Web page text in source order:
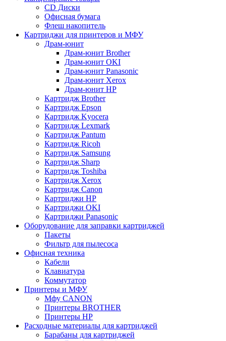
CD Диски
Офисная бумага
Флеш накопитель
Картриджи для принтеров и МФУ
Драм-юнит
Драм-юнит Brother
Драм-юнит OKI
Драм-юнит Panasonic
Драм-юнит Xerox
Драм-юнит НР
Картридж Brother
Картридж Epson
Картридж Kyocera
Картридж Lexmark
Картридж Pantum
Картридж Ricoh
Картридж Samsung
Картридж Sharp
Картридж Toshiba
Картридж Xerox
Картридж Сanon
Картриджи HP
Картриджи OKI
Картриджи Panasonic
Оборудование для заправки картриджей
Пакеты
Фильтр для пылесоса
Офисная техника
Кабели
Клавиатура
Коммутатор
Принтеры и МФУ
Мфу CANON
Принтеры BROTHER
Принтеры HP
Расходные материалы для картриджей
Барабаны для картриджей